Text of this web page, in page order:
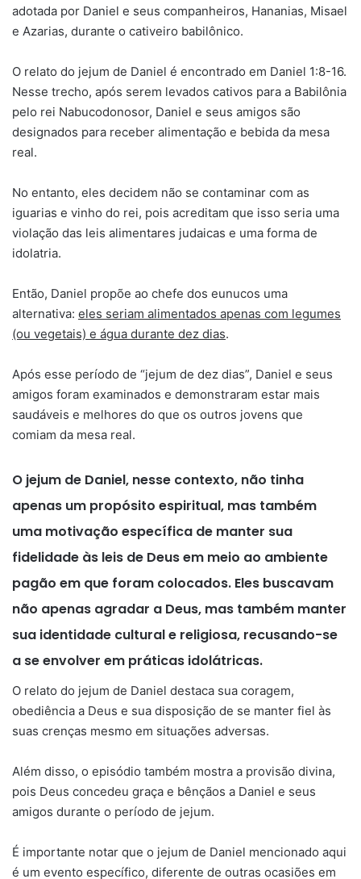
adotada por Daniel e seus companheiros, Hananias, Misael
e Azarias, durante o cativeiro babilônico.
O relato do jejum de Daniel é encontrado em Daniel 1:8-16.
Nesse trecho, após serem levados cativos para a Babilônia
pelo rei Nabucodonosor, Daniel e seus amigos são
designados para receber alimentação e bebida da mesa
real.
No entanto, eles decidem não se contaminar com as
iguarias e vinho do rei, pois acreditam que isso seria uma
violação das leis alimentares judaicas e uma forma de
idolatria.
Então, Daniel propõe ao chefe dos eunucos uma
alternativa: eles seriam alimentados apenas com legumes
(ou vegetais) e água durante dez dias.
Após esse período de “jejum de dez dias”, Daniel e seus
amigos foram examinados e demonstraram estar mais
saudáveis e melhores do que os outros jovens que
comiam da mesa real.
O jejum de Daniel, nesse contexto, não tinha
apenas um propósito espiritual, mas também
uma motivação específica de manter sua
fidelidade às leis de Deus em meio ao ambiente
pagão em que foram colocados. Eles buscavam
não apenas agradar a Deus, mas também manter
sua identidade cultural e religiosa, recusando-se
a se envolver em práticas idolátricas.
O relato do jejum de Daniel destaca sua coragem,
obediência a Deus e sua disposição de se manter fiel às
suas crenças mesmo em situações adversas.
Além disso, o episódio também mostra a provisão divina,
pois Deus concedeu graça e bênçãos a Daniel e seus
amigos durante o período de jejum.
É importante notar que o jejum de Daniel mencionado aqui
é um evento específico, diferente de outras ocasiões em